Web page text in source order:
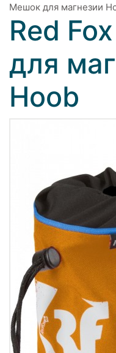
Мешок для магнезии
Red
для
Hoob